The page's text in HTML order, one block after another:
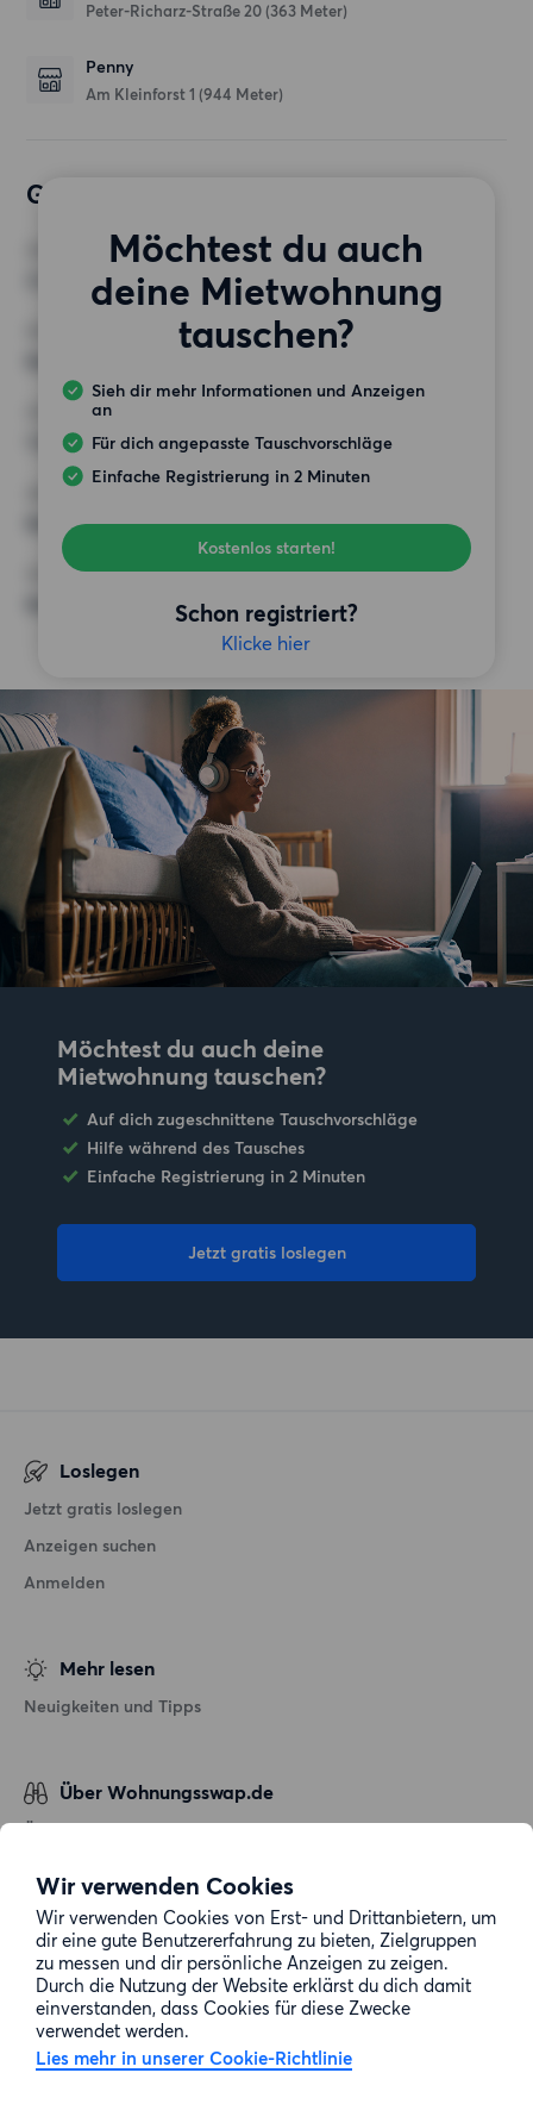
Wir verwenden Cookies
Wir verwenden Cookies von Erst- und Drittanbietern, um
dir eine gute Benutzererfahrung zu bieten, Zielgruppen
zu messen und dir persönliche Anzeigen zu zeigen.
Durch die Nutzung der Website erklärst du dich damit
einverstanden, dass Cookies für diese Zwecke
verwendet werden.
Lies mehr in unserer Cookie-Richtlinie
Peter-Richarz-Straße 20 (363 Meter)
Penny
Am Kleinforst 1 (944 Meter)
Gewünschte Wohnung
Möchtest du auch
deine Mietwohnung
tauschen?
Sieh dir mehr Informationen und Anzeigen
an
Für dich angepasste Tauschvorschläge
Einfache Registrierung in 2 Minuten
Kostenlos starten!
Schon registriert?
Klicke hier
3 Zimmer
MINDESTANZAHL AN QUADRATMETERN
HÖCHSTMIETE (KALTMIETE)
1 250 EUR
Keine besonderen Anforderungen
SONSTIGE PRÄFERENZEN
Keine bestimmten Präferenzen
Möchtest du auch deine
Mietwohnung tauschen?
Auf dich zugeschnittene Tauschvorschläge
Hilfe während des Tausches
Einfache Registrierung in 2 Minuten
Jetzt gratis loslegen
Loslegen
Jetzt gratis loslegen
Anzeigen suchen
Anmelden
Mehr lesen
Neuigkeiten und Tipps
Über Wohnungsswap.de
Über uns
Datenschutz
Cookie-Richtlinie
Sitemap